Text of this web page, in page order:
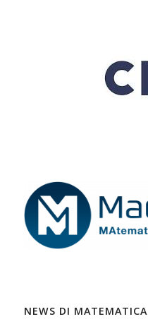
NEWS DI MATEMATICA